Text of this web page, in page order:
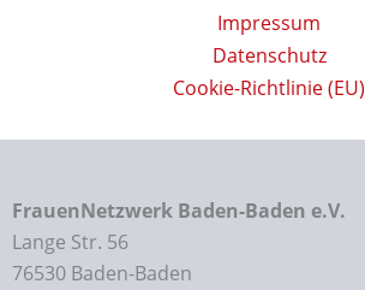
Impressum
Datenschutz
Cookie-Richtlinie (EU)
FrauenNetzwerk Baden-Baden e.V.
Lange Str. 56
76530 Baden-Baden